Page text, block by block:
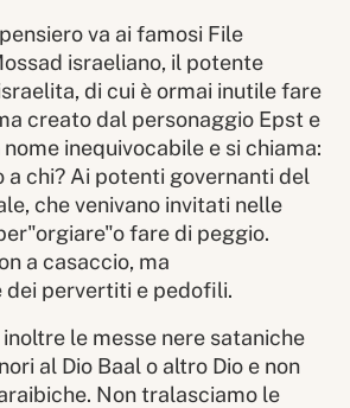
va ai famosi File
israeliano, il potente
di cui è ormai inutile fare
creato dal personaggio Epst e
inequivocabile e si chiama:
a chi? Ai potenti governanti del
che venivano invitati nelle
fare di peggio.
a casaccio, ma
pervertiti e pedofili.
le messe nere sataniche
al Dio Baal o altro Dio e non
Non tralasciamo le